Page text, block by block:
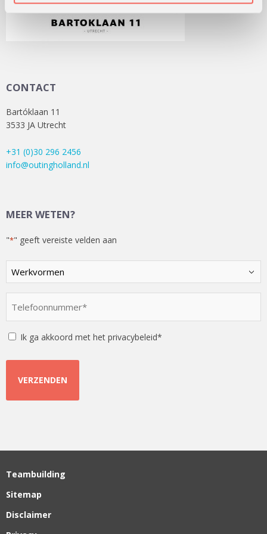
CONTACT
Bartóklaan 11
3533 JA Utrecht
+31 (0)30 296 2456
info@outingholland.nl
MEER WETEN?
"*" geeft vereiste velden aan
Kies
een
optie
Instemming
Ik ga akkoord met het privacybeleid*
Teambuilding
Sitemap
Disclaimer